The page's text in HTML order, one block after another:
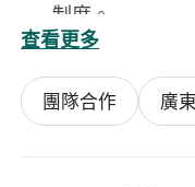
制度。
公司資助專業培
工作環境舒適安
備。
查看更多
團隊合作 廣